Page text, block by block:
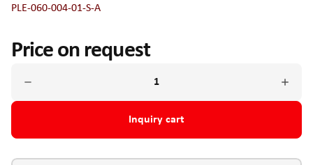
PLE-060-004-01-S-A
Price on request
Inquiry cart